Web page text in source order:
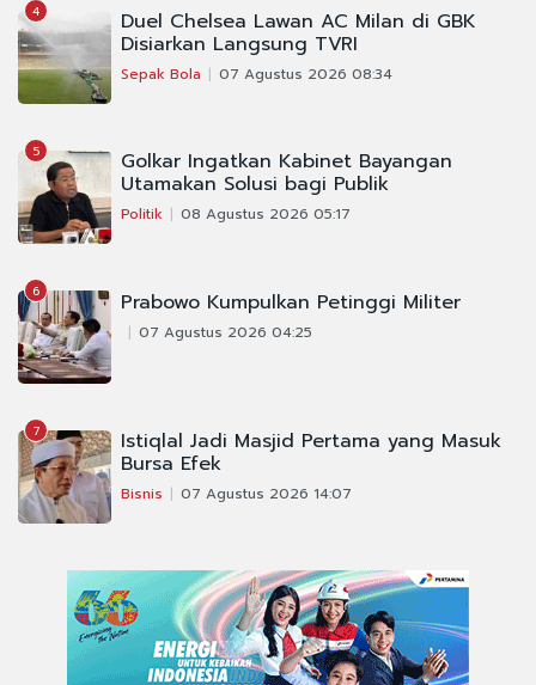
4 Duel Chelsea Lawan AC Milan di GBK
Disiarkan Langsung TVRI
Sepak Bola 07 Agustus 2026 08:34
5 Golkar Ingatkan Kabinet Bayangan
Utamakan Solusi bagi Publik
Politik 08 Agustus 2026 05:17
6 Prabowo Kumpulkan Petinggi Militer
07 Agustus 2026 04:25
7 Istiqlal Jadi Masjid Pertama yang Masuk
Bursa Efek
Bisnis 07 Agustus 2026 14:07